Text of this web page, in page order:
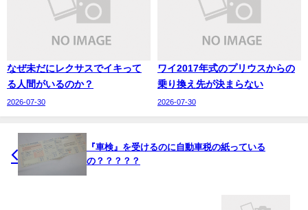
なぜ未だにレクサスでイキって
る人間がいるのか？
2026-07-30
ワイ2017年式のプリウスからの
乗り換え先が決まらない
2026-07-30
『車検』を受けるのに自動車税の紙っている
の？？？？？